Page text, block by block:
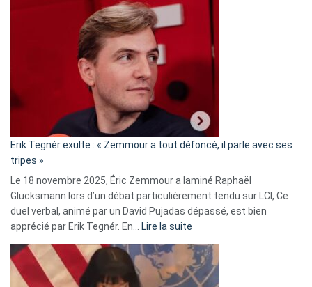
d’alliance
secrète
«
C’est
fake
news
»
Erik Tegnér exulte : « Zemmour a tout défoncé, il parle avec ses
tripes »
Le 18 novembre 2025, Éric Zemmour a laminé Raphaël
Glucksmann lors d’un débat particulièrement tendu sur LCI, Ce
duel verbal, animé par un David Pujadas dépassé, est bien
apprécié par Erik Tegnér. En…
Lire la suite
Tegnér
exulte